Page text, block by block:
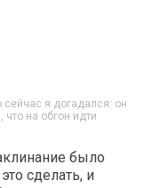
сейчас я догадался: он
на обгон идти
было
сделать, и